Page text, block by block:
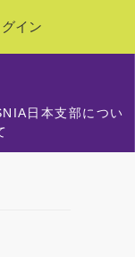
グイン
日本支部につい